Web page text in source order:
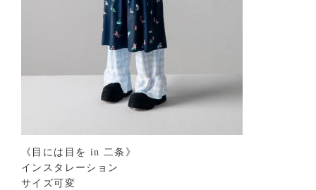
《目には目を in 二条》
インスタレーション
サイズ可変